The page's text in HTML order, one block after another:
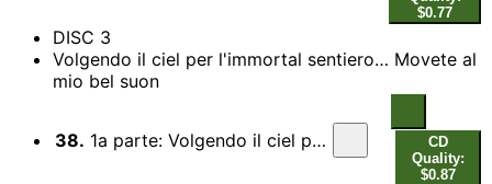
$0.77
DISC 3
Volgendo il ciel per l'immortal sentiero… Movete al
mio bel suon
38. 1a parte: Volgendo il ciel per l'immortal sentiero
CD
Quality:
$0.87